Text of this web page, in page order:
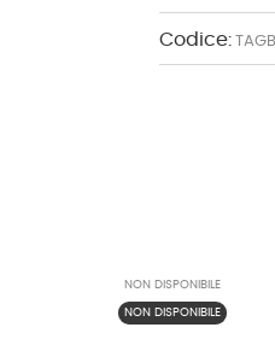
Codice:
NON DISPONIBILE
NON DISPONIBILE